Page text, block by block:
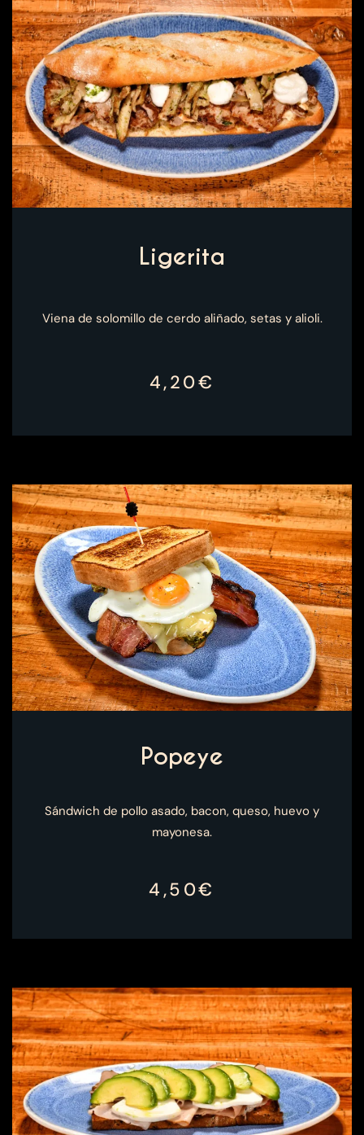
Ligerita
Viena de solomillo de cerdo aliñado, setas y alioli.
4,20€
Popeye
Sándwich de pollo asado, bacon, queso, huevo y
mayonesa.
4,50€